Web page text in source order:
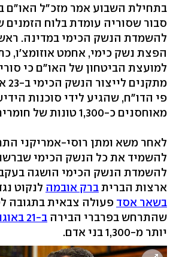
בתחילת השבוע אמר מזכ"ל האו"ם
סבור שסוריה עומדת בלוח הזמנים
להשמדת הנשק הכימי במדינה.
הפצת נשק כימי, אחמט אוזומצ'ו,
מאוחסנים כ-1,300 טונות של חומרים כימיים.
לאחר משא ומתן רוסי-אמריקני
להשמיד את כל הנשק הכימי
להשמדת הנשק הכימי הושגה
ארצות הבריתברק אובמה לנקוט
בשאר אסד פעולה צבאית בתגובה
שהתרחש בפרברי הבירה ב-21 באוגוסט
יותר מ-1,300 בני אדם.